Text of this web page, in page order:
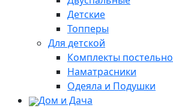
Детские
Топперы
Для детской
Комплекты
Наматрасники
Одеяла и Подушки
Дом и Дача